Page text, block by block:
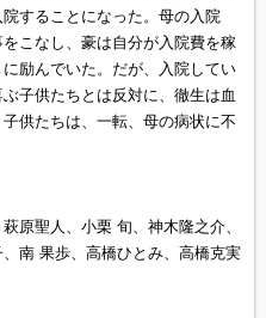
することになった。母の入院
こなし、豪は自分が入院費を稼
励んでいた。だが、入院してい
子供たちとは反対に、徹生は血
供たちは、一転、母の病状に不
原聖人、小栗 旬、神木隆之介、
南 果歩、高橋ひとみ、高橋克実